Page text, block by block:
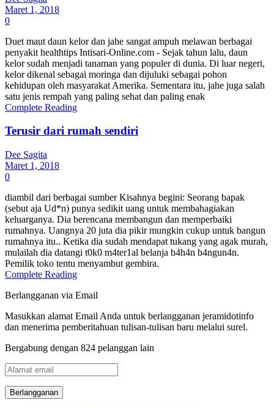
Maret 1, 2018
0
Duet maut daun kelor dan jahe sangat ampuh melawan berbagai
penyakit healthtips Intisari-Online.com - Sejak tahun lalu, daun
kelor sudah menjadi tanaman yang populer di dunia. Di luar negeri,
kelor dikenal sebagai moringa dan dijuluki sebagai pohon
kehidupan oleh masyarakat Amerika. Sementara itu, jahe juga salah
satu jenis rempah yang paling sehat dan paling enak
Complete Reading
Terusir dari rumah sendiri
Dee Sagita
Maret 1, 2018
0
diambil dari berbagai sumber Kisahnya begini: Seorang bapak
(sebut aja Ud*n) punya sedikit uang untuk membahagiakan
keluarganya. Dia berencana membangun dan memperbaiki
rumahnya. Uangnya 20 juta dia pikir mungkin cukup untuk bangun
rumahnya itu.. Ketika dia sudah mendapat tukang yang agak murah,
mulailah dia datangi t0k0 m4ter1al belanja b4h4n b4ngun4n.
Pemilik toko tentu menyambut gembira.
Complete Reading
Berlangganan via Email
Masukkan alamat Email Anda untuk berlangganan jeramidotinfo
dan menerima pemberitahuan tulisan-tulisan baru melalui surel.
Bergabung dengan 824 pelanggan lain
Alamat
email